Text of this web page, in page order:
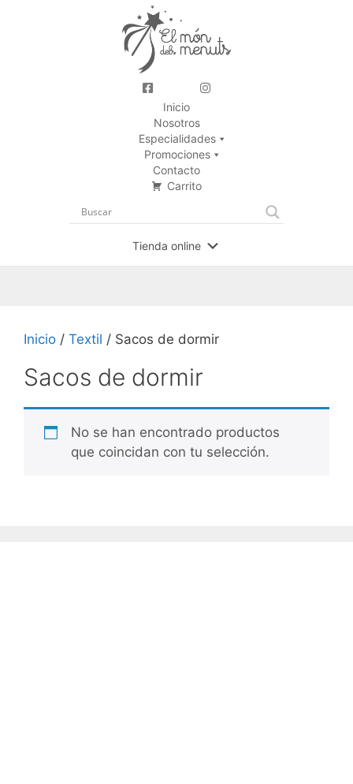
Inicio
Nosotros
Especialidades
Promociones
Contacto
Carrito
Tienda online
Inicio / Textil / Sacos de dormir
Sacos de dormir
No se han encontrado productos
que coincidan con tu selección.